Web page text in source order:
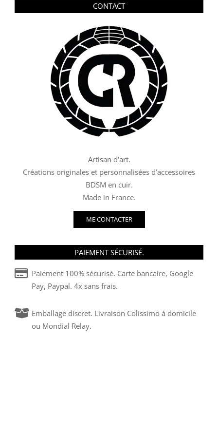
CONTACT
Artisan d'art.
Créations originales et personnalisées d’accessoires
BDSM en cuir.
Made in France.
ME CONTACTER
PAIEMENT SÉCURISÉ.
Paiement 100% sécurisé. Carte bancaire, Google
Pay, Paypal. 4x sans frais.
Emballage discret. Livraison Colissimo à domicile
ou Mondial Relay.